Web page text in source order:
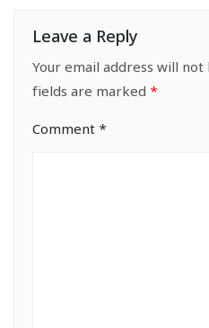
Leave a Reply
Your email address will not
fields are marked *
Comment *